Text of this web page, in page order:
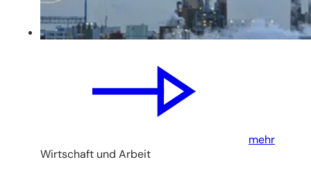
mehr
Wirtschaft und Arbeit